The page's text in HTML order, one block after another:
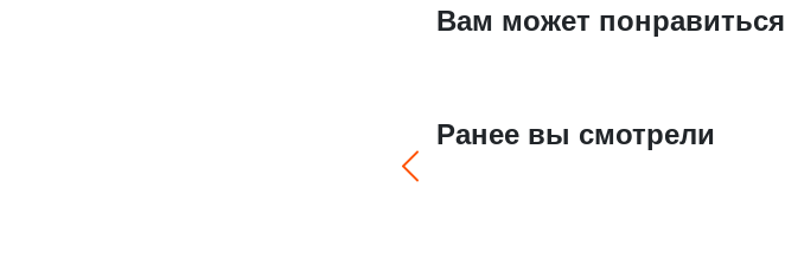
Вам может понравиться
Ранее вы смотрели